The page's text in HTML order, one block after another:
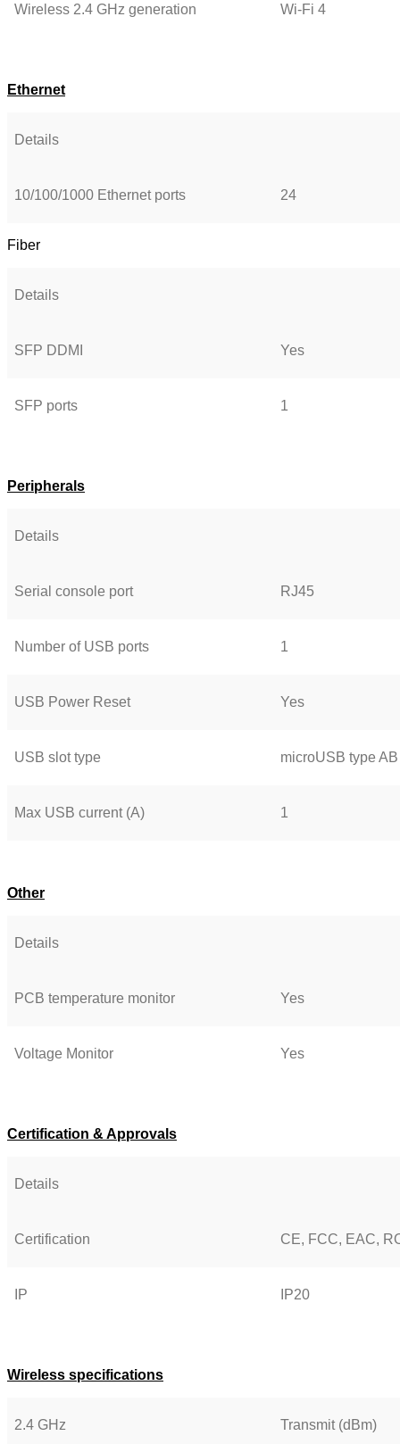
Wireless 2.4 GHz generation Wi-Fi 4
Ethernet
Details
10/100/1000 Ethernet ports 24
Fiber
Details
SFP DDMI Yes
SFP ports 1
Peripherals
Details
Serial console port RJ45
Number of USB ports 1
USB Power Reset Yes
USB slot type microUSB type AB
Max USB current (A) 1
Other
Details
PCB temperature monitor Yes
Voltage Monitor Yes
Certification & Approvals
Details
Certification CE, FCC, EAC,
IP IP20
Wireless specifications
2.4 GHz Transmit (dBm)